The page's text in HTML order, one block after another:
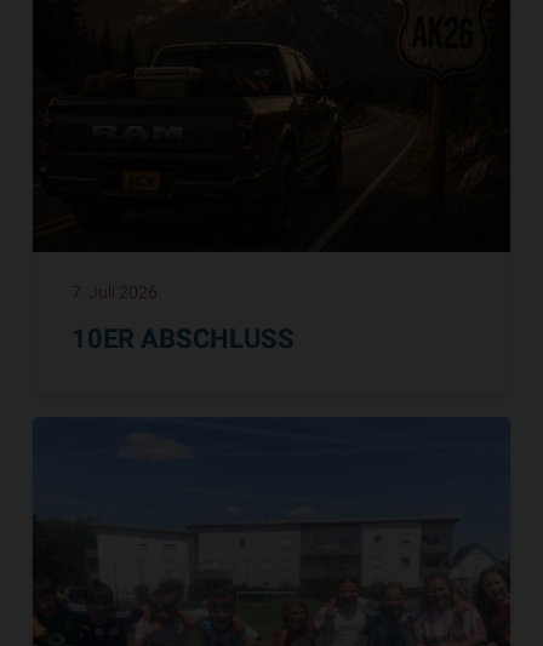
7. Juli 2026
10ER ABSCHLUSS